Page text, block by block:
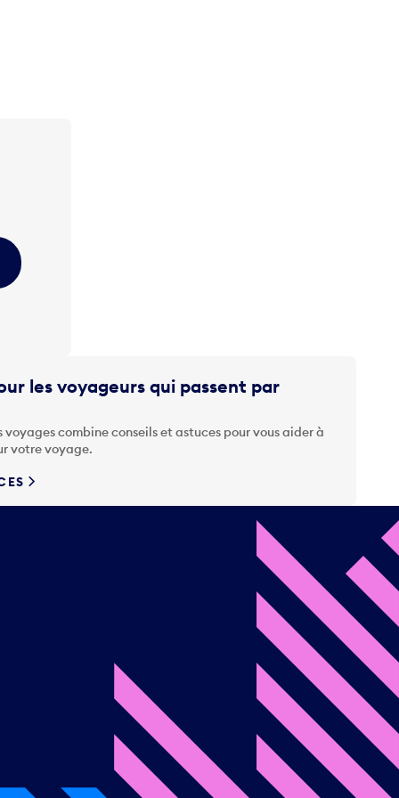
les voyageurs qui passent par
combine conseils et astuces pour vous aider à
votre voyage.